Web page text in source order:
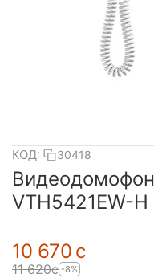
КОД: 30418
VTH5421EW-H
10 670 с
11 620с -8%